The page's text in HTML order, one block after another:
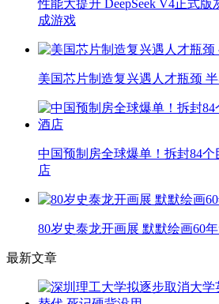
性能大提升 DeepSeek V4正式
成游戏
美国芯片制造复兴遇人才瓶颈
中国预制房全球爆单！拆封84
店
80岁史泰龙开画展 默默绘画60
最新文章